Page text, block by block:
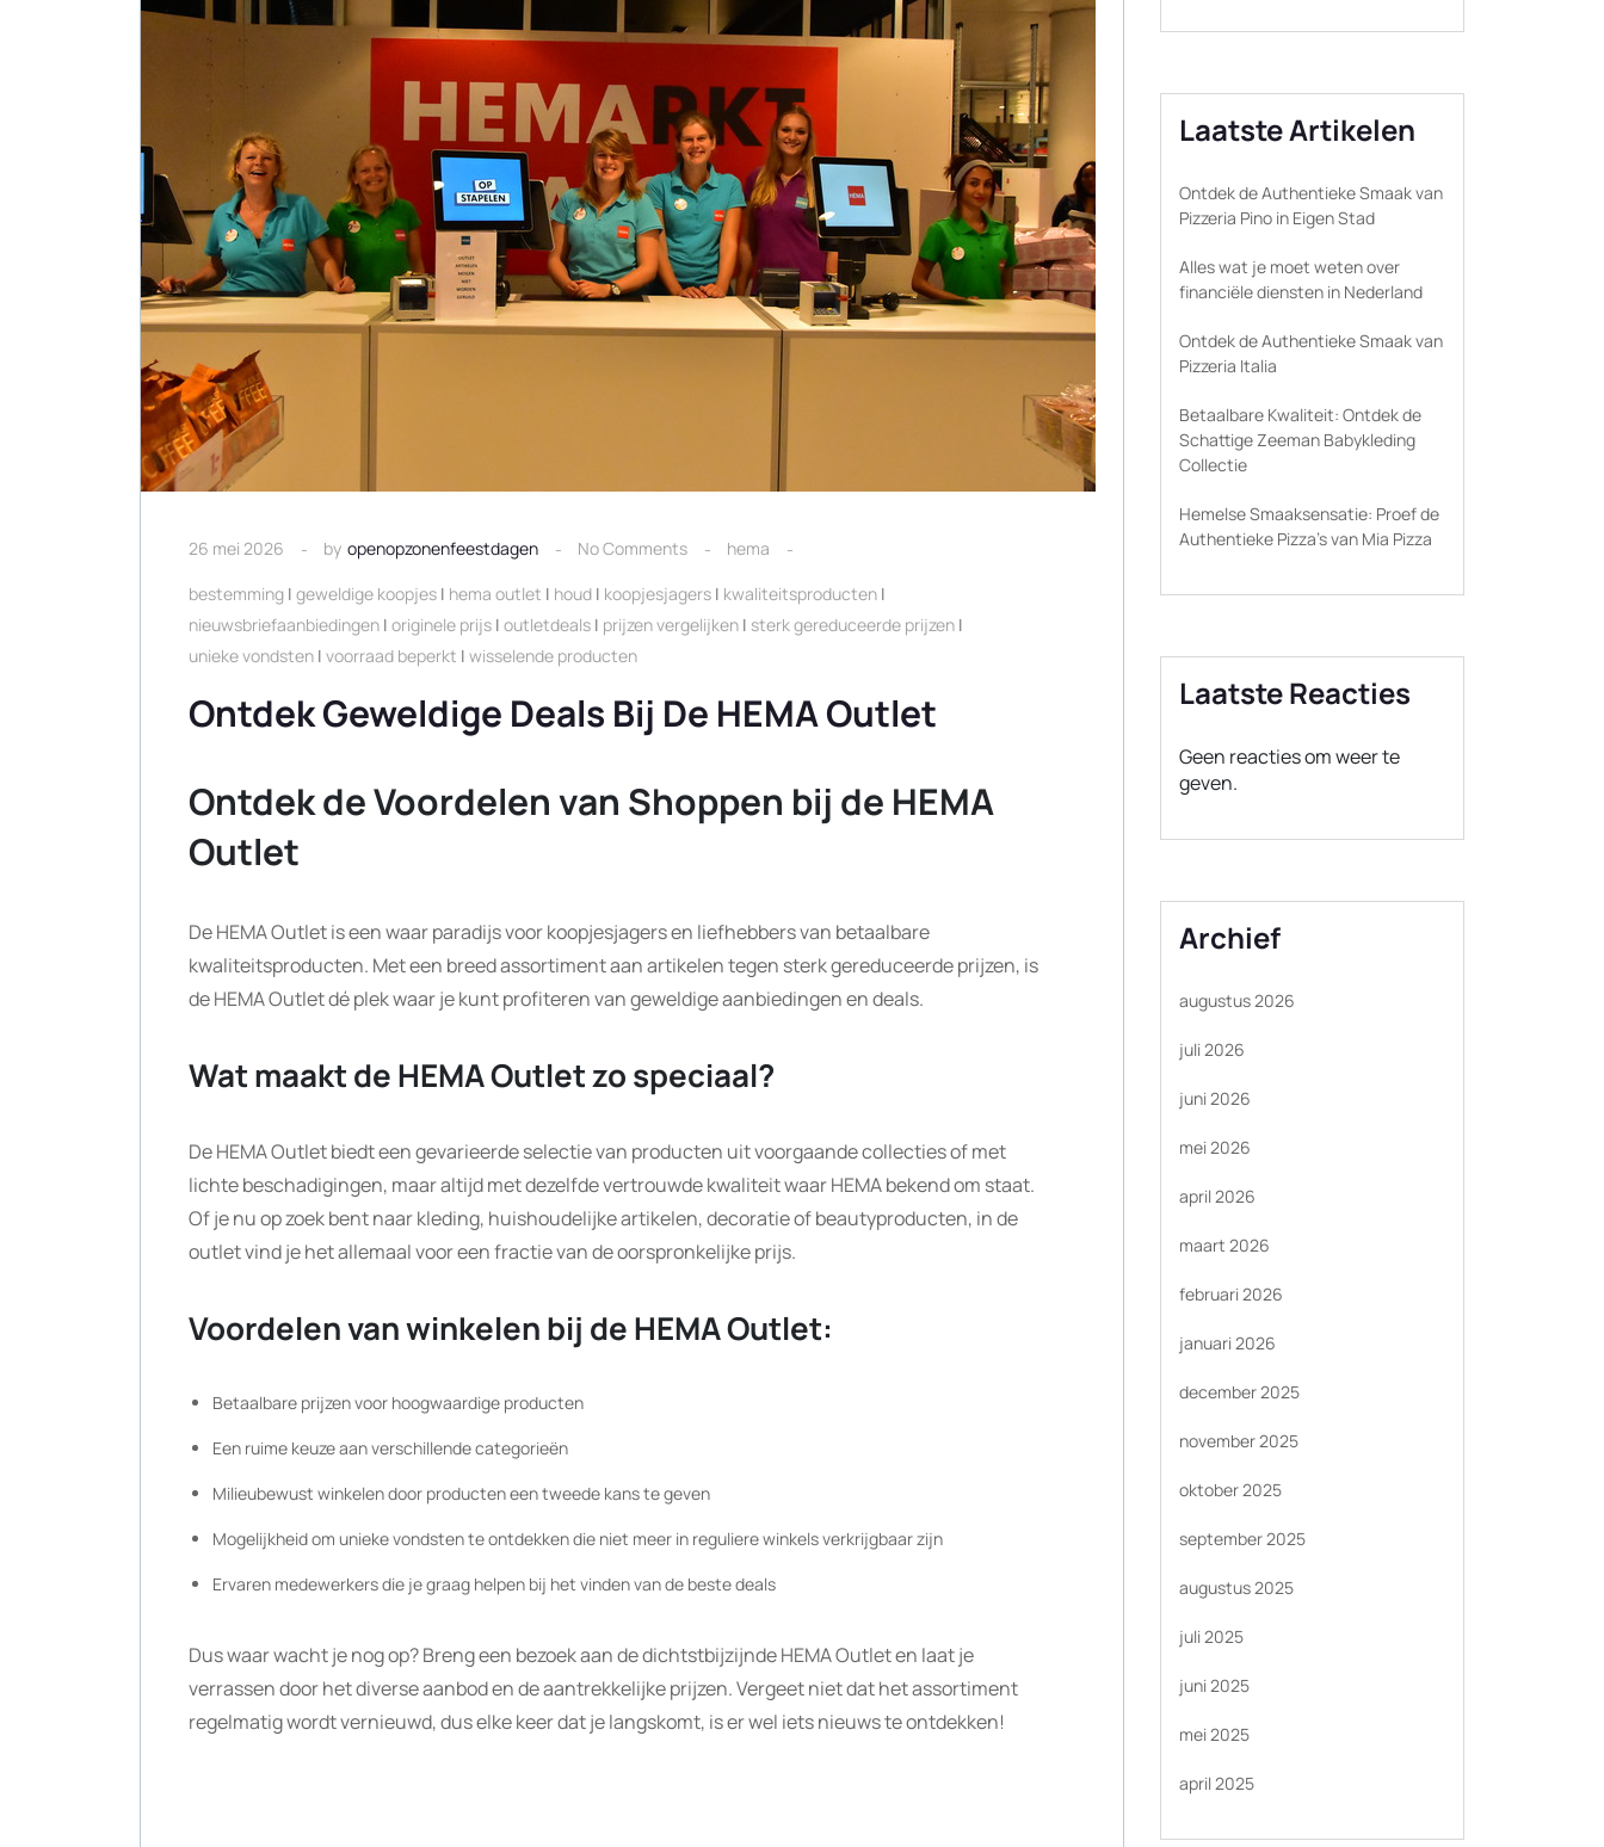
26 mei 2026 by openopzonenfeestdagen No Comments
hema
bestemming | geweldige koopjes | hema outlet | houd | koopjesjagers | kwaliteitsproducten |
nieuwsbriefaanbiedingen | originele prijs | outletdeals | prijzen vergelijken | sterk gereduceerde prijzen |
unieke vondsten | voorraad beperkt | wisselende producten
Ontdek Geweldige Deals Bij De HEMA Outlet
Ontdek de Voordelen van Shoppen bij de HEMA
Outlet
De HEMA Outlet is een waar paradijs voor koopjesjagers en liefhebbers van betaalbare
kwaliteitsproducten. Met een breed assortiment aan artikelen tegen sterk gereduceerde prijzen, is
de HEMA Outlet dé plek waar je kunt profiteren van geweldige aanbiedingen en deals.
Wat maakt de HEMA Outlet zo speciaal?
De HEMA Outlet biedt een gevarieerde selectie van producten uit voorgaande collecties of met
lichte beschadigingen, maar altijd met dezelfde vertrouwde kwaliteit waar HEMA bekend om staat.
Of je nu op zoek bent naar kleding, huishoudelijke artikelen, decoratie of beautyproducten, in de
outlet vind je het allemaal voor een fractie van de oorspronkelijke prijs.
Voordelen van winkelen bij de HEMA Outlet:
Betaalbare prijzen voor hoogwaardige producten
Een ruime keuze aan verschillende categorieën
Milieubewust winkelen door producten een tweede kans te geven
Mogelijkheid om unieke vondsten te ontdekken die niet meer in reguliere winkels verkrijgbaar zijn
Ervaren medewerkers die je graag helpen bij het vinden van de beste deals
Dus waar wacht je nog op? Breng een bezoek aan de dichtstbijzijnde HEMA Outlet en laat je
verrassen door het diverse aanbod en de aantrekkelijke prijzen. Vergeet niet dat het assortiment
regelmatig wordt vernieuwd, dus elke keer dat je langskomt, is er wel iets nieuws te ontdekken!
Laatste Artikelen
Ontdek de Authentieke Smaak van
Pizzeria Pino in Eigen Stad
Alles wat je moet weten over
financiële diensten in Nederland
Ontdek de Authentieke Smaak van
Pizzeria Italia
Betaalbare Kwaliteit: Ontdek de
Schattige Zeeman Babykleding
Collectie
Hemelse Smaaksensatie: Proef de
Authentieke Pizza’s van Mia Pizza
Laatste Reacties
Geen reacties om weer te
geven.
Archief
augustus 2026
juli 2026
juni 2026
mei 2026
april 2026
maart 2026
februari 2026
januari 2026
december 2025
november 2025
oktober 2025
september 2025
augustus 2025
juli 2025
juni 2025
mei 2025
april 2025